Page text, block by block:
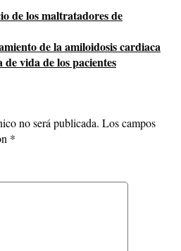
de los maltratadores de
de la amiloidosis cardiaca
vida de los pacientes
no será publicada. Los campos
*